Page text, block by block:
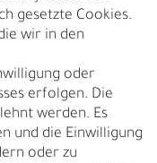
gesetzte Cookies.
wir in den
oder
erfolgen. Die
werden. Es
und die Einwilligung
oder zu